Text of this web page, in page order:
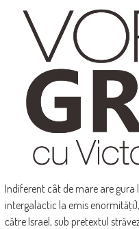
Indiferent cât de mare are gura
intergalactic la emis
către Israel, sub pretextul